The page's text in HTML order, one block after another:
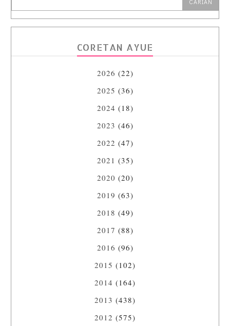
CORETAN AYUE
2026 (22)
2025 (36)
2024 (18)
2023 (46)
2022 (47)
2021 (35)
2020 (20)
2019 (63)
2018 (49)
2017 (88)
2016 (96)
2015 (102)
2014 (164)
2013 (438)
2012 (575)